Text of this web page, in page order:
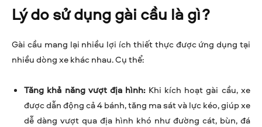
Lý do sử dụng gài cầu là gì?
Gài cầu mang lại nhiều lợi ích thiết thực được ứng dụng tại
nhiều dòng xe khác nhau. Cụ thể:
Tăng khả năng vượt địa hình:Khi kích hoạt gài cầu, xe
được dẫn động cả 4 bánh, tăng ma sát và lực kéo, giúp xe
dễ dàng vượt qua địa hình khó như đường cát, bùn, đá